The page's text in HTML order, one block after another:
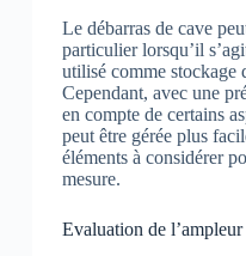
Le débarras de cave
particulier lorsqu’il
utilisé comme stockage
Cependant, avec une
en compte de certains
peut être gérée plus
éléments à considérer
mesure.
Evaluation de